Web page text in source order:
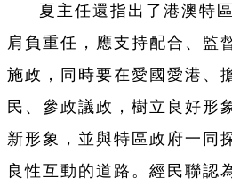
夏主任還指出了港澳特
肩負重任，應支持配合、監
施政，同時要在愛國愛港、
民、參政議政，樹立良好形
新形象，並與特區政府一同
良性互動的道路。經民聯認